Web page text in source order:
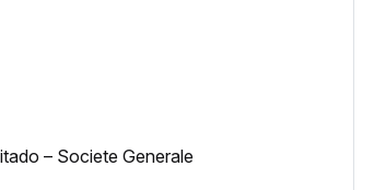
– Societe Generale